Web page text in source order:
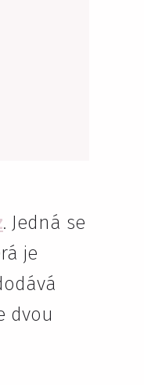
. Jedná se
je
dvou